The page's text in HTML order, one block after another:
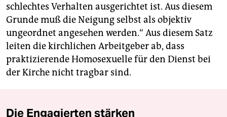
schlechtes Verhalten ausgerichtet ist. Aus diesem
Grunde muß die Neigung selbst als objektiv
ungeordnet angesehen werden.“ Aus diesem Satz
leiten die kirchlichen Arbeitgeber ab, dass
praktizierende Homosexuelle für den Dienst bei
der Kirche nicht tragbar sind.
Die Engagierten stärken